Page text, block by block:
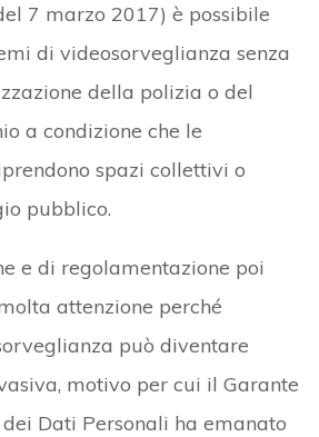
7 marzo 2017) è possibile
di videosorveglianza senza
della polizia o del
a condizione che le
spazi collettivi o
pubblico.
e di regolamentazione poi
attenzione perché
può diventare
motivo per cui il Garante
Dati Personali ha emanato